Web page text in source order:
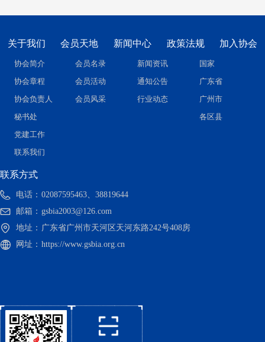
关于我们 会员天地 新闻中心 政策法规 加入协会
协会简介
协会章程
协会负责人
秘书处
党建工作
联系我们
会员名录
会员活动
会员风采
新闻资讯
通知公告
行业动态
国家
广东省
广州市
各区县
联系方式
电话： 02087595463、38819644
邮箱： gsbia2003@126.com
地址： 广东省广州市天河区天河东路242号408房
网址： https://www.gsbia.org.cn